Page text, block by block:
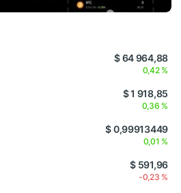
$ 64 964,88
0,42 %
$ 1 918,85
0,36 %
$ 0,99913449
0,01 %
$ 591,96
-0,23 %